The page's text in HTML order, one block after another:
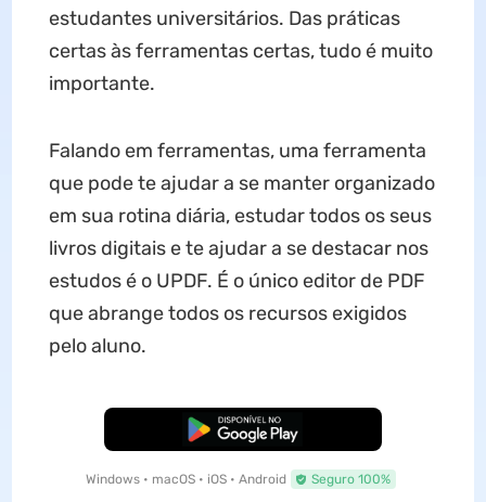
estudantes universitários. Das práticas
certas às ferramentas certas, tudo é muito
importante.
Falando em ferramentas, uma ferramenta
que pode te ajudar a se manter organizado
em sua rotina diária, estudar todos os seus
livros digitais e te ajudar a se destacar nos
estudos é o UPDF. É o único editor de PDF
que abrange todos os recursos exigidos
pelo aluno.
Baixar Grátis
Windows • macOS • iOS • Android Seguro 100%